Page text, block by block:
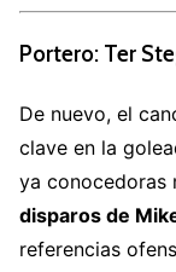
Portero: Ter
De nuevo, el
clave en la
ya conocedoras
disparos de
referencias